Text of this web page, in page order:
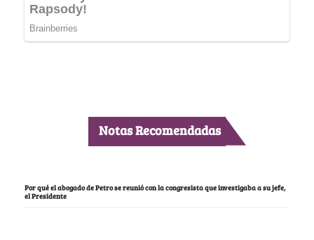
Notas Recomendadas
Por qué el abogado de Petro se reunió con la congresista que investigaba a su jefe,
el Presidente